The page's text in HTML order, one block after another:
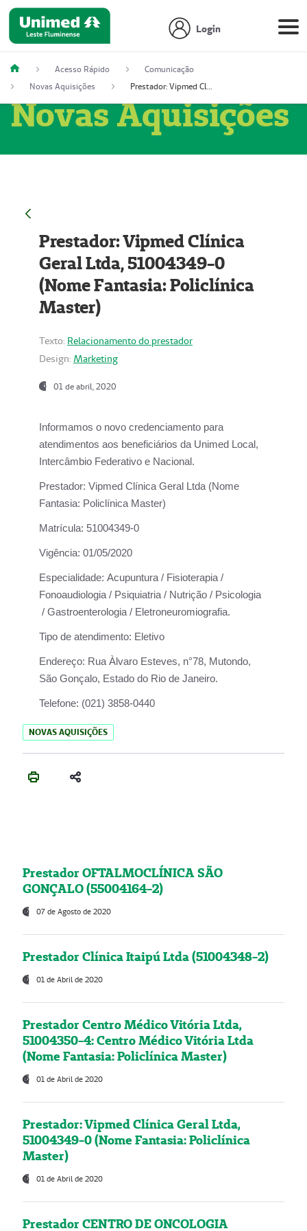
Login
Acesso Rápido
Comunicação
Novas Aquisições
Prestador: Vipmed Clínica Geral Ltda, 51004349-0 (Nome Fantasia: Policlínica Master)
Novas Aquisições
Prestador: Vipmed Clínica
Geral Ltda, 51004349-0
(Nome Fantasia: Policlínica
Master)
Texto: Relacionamento do prestador
Design: Marketing
01 de abril, 2020
Informamos o novo credenciamento para
atendimentos aos beneficiários da Unimed Local,
Intercâmbio Federativo e Nacional.
Prestador: Vipmed Clínica Geral Ltda (Nome
Fantasia: Policlínica Master)
Matrícula: 51004349-0
Vigência: 01/05/2020
Especialidade: Acupuntura / Fisioterapia /
Fonoaudiologia / Psiquiatria / Nutrição / Psicologia
/ Gastroenterologia / Eletroneuromiografia.
Tipo de atendimento: Eletivo
Endereço: Rua Àlvaro Esteves, n°78, Mutondo,
São Gonçalo, Estado do Rio de Janeiro.
Telefone: (021) 3858-0440
NOVAS AQUISIÇÕES
Prestador OFTALMOCLÍNICA SÃO
GONÇALO (55004164-2)
07 de Agosto de 2020
Prestador Clínica Itaipú Ltda (51004348-2)
01 de Abril de 2020
Prestador Centro Médico Vitória Ltda,
51004350-4: Centro Médico Vitória Ltda
(Nome Fantasia: Policlínica Master)
01 de Abril de 2020
Prestador: Vipmed Clínica Geral Ltda,
51004349-0 (Nome Fantasia: Policlínica
Master)
01 de Abril de 2020
Prestador CENTRO DE ONCOLOGIA